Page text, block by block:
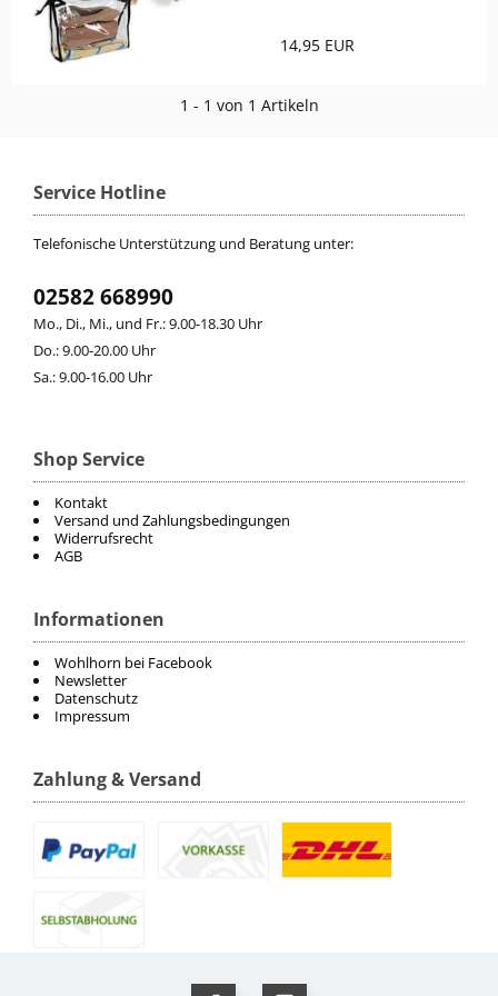
14,95 EUR
1 - 1 von 1 Artikeln
Service Hotline
Telefonische Unterstützung und Beratung unter:
02582 668990
Mo., Di., Mi., und Fr.: 9.00-18.30 Uhr
Do.: 9.00-20.00 Uhr
Sa.: 9.00-16.00 Uhr
Shop Service
Kontakt
Versand und Zahlungsbedingungen
Widerrufsrecht
AGB
Informationen
Wohlhorn bei Facebook
Newsletter
Datenschutz
Impressum
Zahlung & Versand